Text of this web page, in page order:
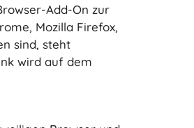
Add-On zur
Mozilla Firefox,
sind, steht
wird auf dem